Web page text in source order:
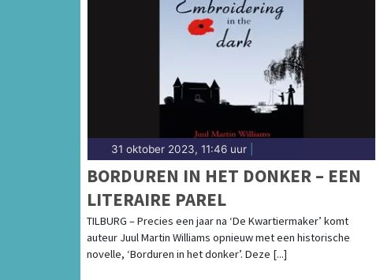
31 oktober 2023, 11:46 uur
BORDUREN IN HET DONKER – EEN
LITERAIRE PAREL
TILBURG – Precies een jaar na ‘De Kwartiermaker’ komt
auteur Juul Martin Williams opnieuw met een historische
novelle, ‘Borduren in het donker’. Deze [...]